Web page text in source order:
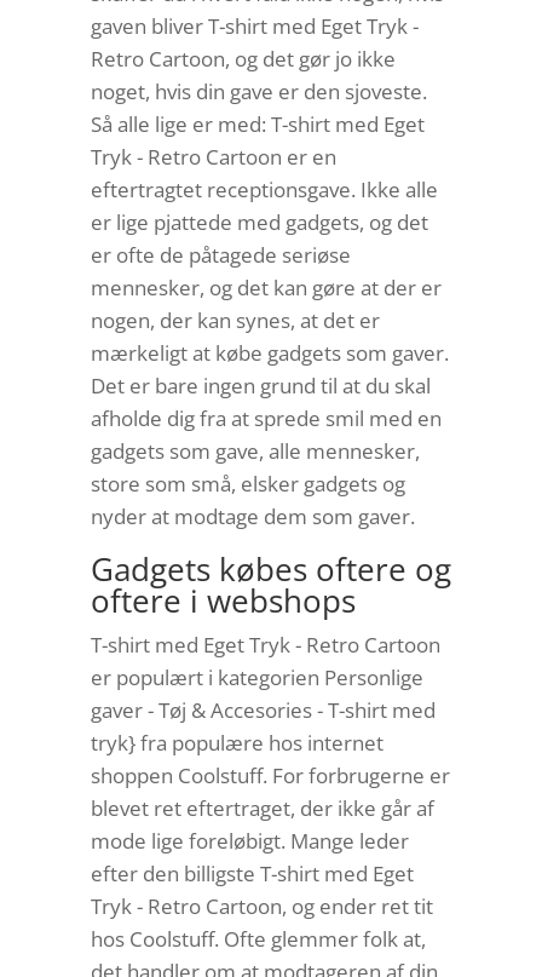
gaven bliver T-shirt med Eget Tryk -
Retro Cartoon, og det gør jo ikke
noget, hvis din gave er den sjoveste.
Så alle lige er med: T-shirt med Eget
Tryk - Retro Cartoon er en
eftertragtet receptionsgave. Ikke alle
er lige pjattede med gadgets, og det
er ofte de påtagede seriøse
mennesker, og det kan gøre at der er
nogen, der kan synes, at det er
mærkeligt at købe gadgets som gaver.
Det er bare ingen grund til at du skal
afholde dig fra at sprede smil med en
gadgets som gave, alle mennesker,
store som små, elsker gadgets og
nyder at modtage dem som gaver.
Gadgets købes oftere og
oftere i webshops
T-shirt med Eget Tryk - Retro Cartoon
er populært i kategorien Personlige
gaver - Tøj & Accesories - T-shirt med
tryk} fra populære hos internet
shoppen Coolstuff. For forbrugerne er
blevet ret eftertraget, der ikke går af
mode lige foreløbigt. Mange leder
efter den billigste T-shirt med Eget
Tryk - Retro Cartoon, og ender ret tit
hos Coolstuff. Ofte glemmer folk at,